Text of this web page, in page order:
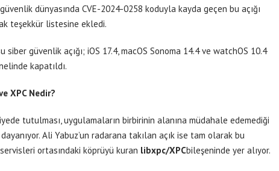
dünyasında CVE-2024-0258 koduyla kayda geçen bu açığı
teşekkür listesine ekledi.
siber güvenlik açığı; iOS 17.4, macOS Sonoma 14.4 ve watchOS 10.4
kapatıldı.
XPC Nedir?
tutulması, uygulamaların birbirinin alanına müdahale edemediği
Ali Yabuz’un radarana takılan açık ise tam olarak bu
ortasındaki köprüyü kuran libxpc/XPCbileşeninde yer alıyor.